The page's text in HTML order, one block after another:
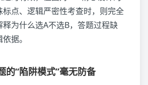
标点、逻辑严密性考查时，则完全
为什么选A不选B，答题过程缺
据。
的“陷阱模式”毫无防备